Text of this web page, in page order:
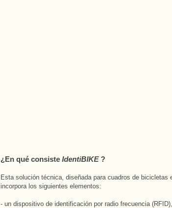
¿En qué consiste IdentiBIKE?
Esta solución técnica, diseñada para cuadros de bicicletas
incorpora los siguientes elementos:
- un dispositivo de identificación por radio frecuencia (RFID),